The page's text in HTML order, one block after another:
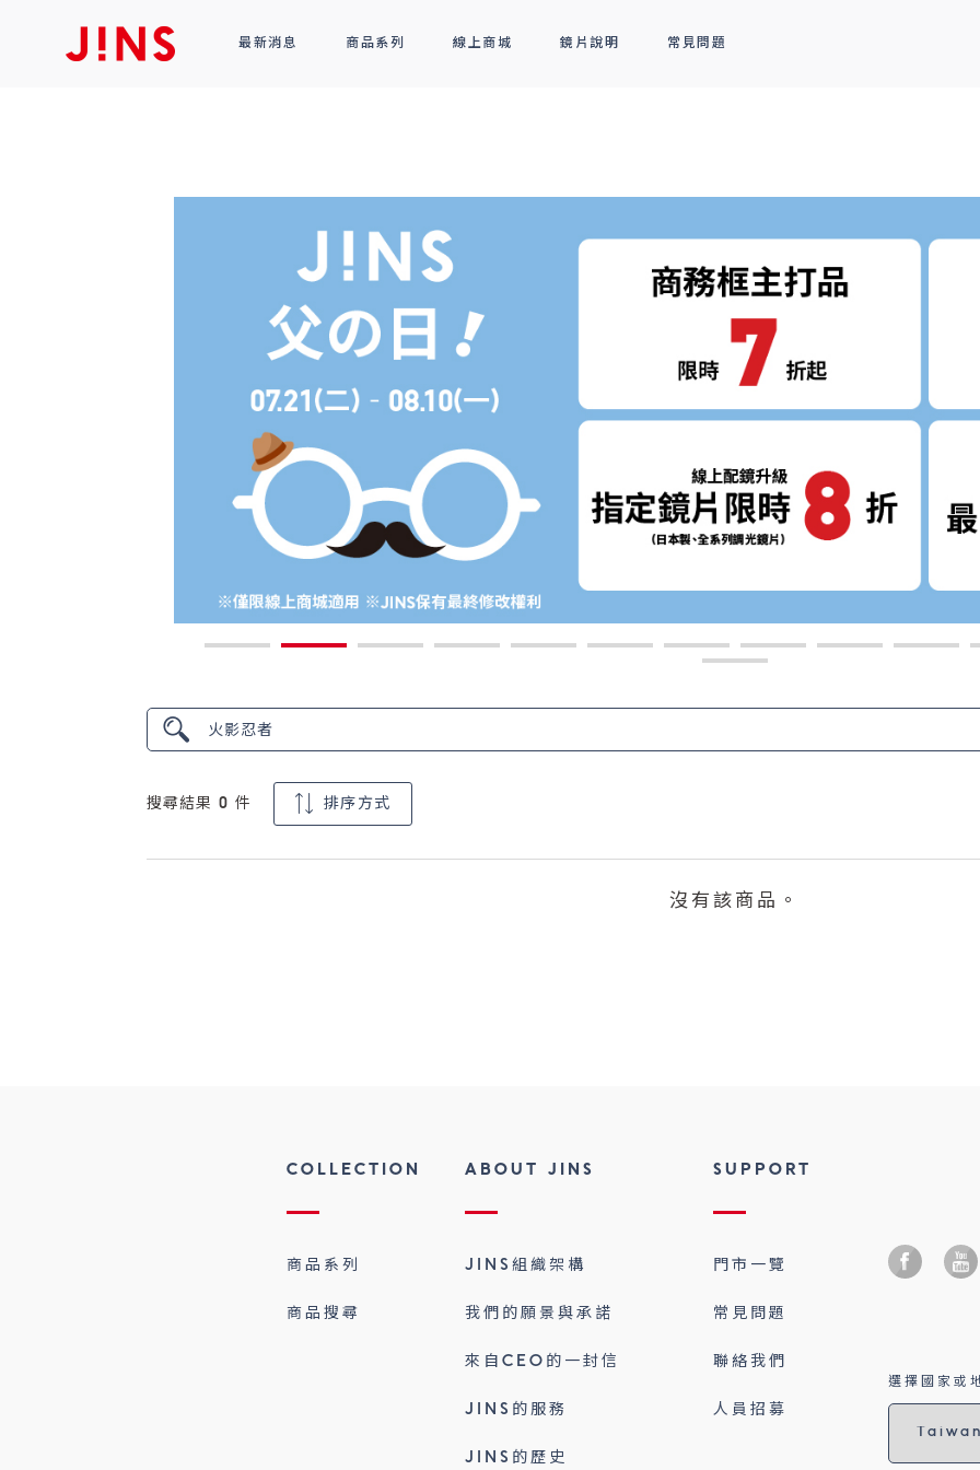
最新消息 商品系列 線上商城
太陽眼鏡
功能性眼鏡
配件
R!M BY J!NS
鏡片說明 常見問題
搜尋結果0 件 排序方式
沒有該商品。
COLLECTION
商品系列
商品搜尋
ABOUT JINS
JINS組織架構
我們的願景與承諾
來自CEO的一封信
JINS的服務
JINS的歷史
SUPPORT
門市一覽
常見問題
聯絡我們
人員招募
選擇國家或